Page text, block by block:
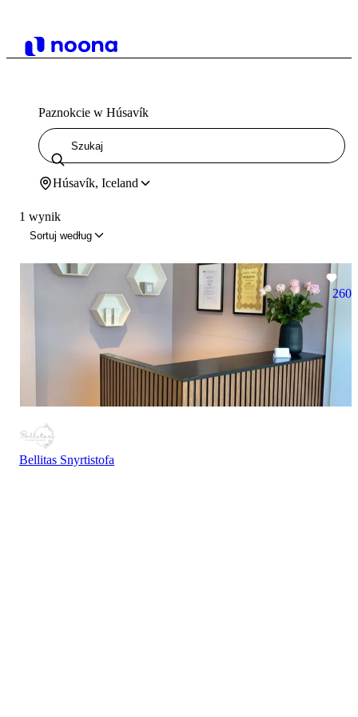
Paznokcie w Húsavík
Húsavík, Iceland
1 wynik
Sortuj według
260
Bellitas Snyrtistofa